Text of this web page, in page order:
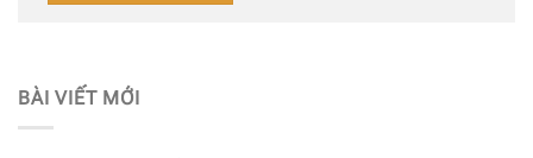
BÀI VIẾT MỚI